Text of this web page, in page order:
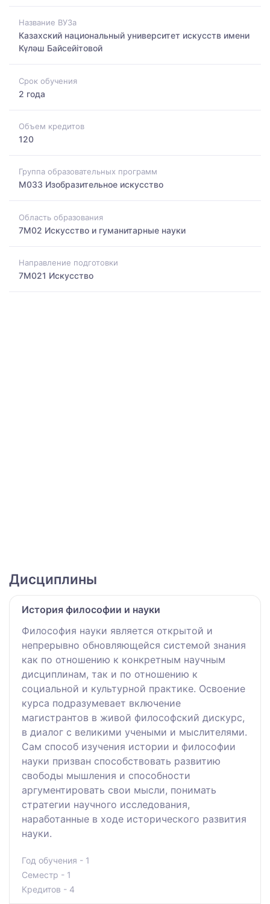
Название ВУЗа
Казахский национальный университет искусств имени
Күләш Байсейітовой
Срок обучения
2 года
Объем кредитов
120
Группа образовательных программ
M033 Изобразительное искусство
Область образования
7M02 Искусство и гуманитарные науки
Направление подготовки
7M021 Искусство
Дисциплины
История философии и науки
Философия науки является открытой и
непрерывно обновляющейся системой знания
как по отношению к конкретным научным
дисциплинам, так и по отношению к
социальной и культурной практике. Освоение
курса подразумевает включение
магистрантов в живой философский дискурс,
в диалог с великими учеными и мыслителями.
Сам способ изучения истории и философии
науки призван способствовать развитию
свободы мышления и способности
аргументировать свои мысли, понимать
стратегии научного исследования,
наработанные в ходе исторического развития
науки.
Год обучения - 1
Семестр - 1
Кредитов - 4